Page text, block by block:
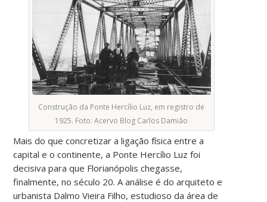
Construção da Ponte Hercílio Luz, em registro de
1925. Foto: Acervo Blog Carlos Damião
Mais do que concretizar a ligação física entre a
capital e o continente, a Ponte Hercílio Luz foi
decisiva para que Florianópolis chegasse,
finalmente, no século 20. A análise é do arquiteto e
urbanista Dalmo Vieira Filho, estudioso da área de